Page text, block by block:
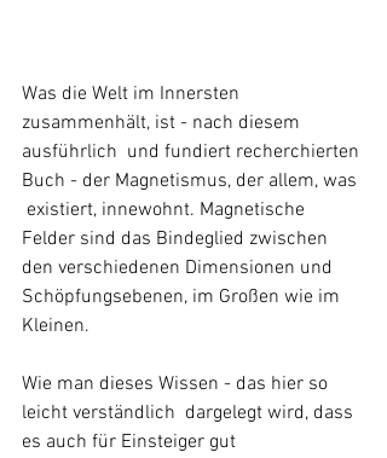
Was die Welt im Innersten
zusammenhält, ist - nach diesem
ausführlich  und fundiert recherchierten
Buch - der Magnetismus, der allem, was
existiert, innewohnt. Magnetische
Felder sind das Bindeglied zwischen
den verschiedenen Dimensionen und
Schöpfungsebenen, im Großen wie im
Kleinen.
Wie man dieses Wissen - das hier so
leicht verständlich  dargelegt wird, dass
es auch für Einsteiger gut